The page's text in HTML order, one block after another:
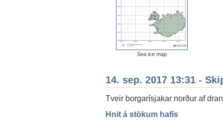
Sea ice map
14. sep. 2017 13:31 -
Tveir borgarísjakar norður af
Hnit á stökum hafís